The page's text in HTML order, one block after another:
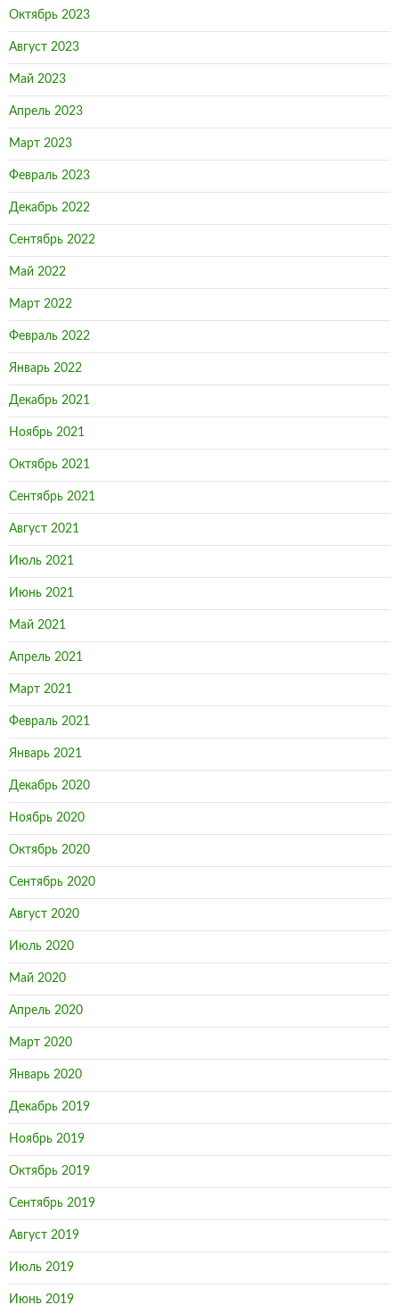
Октябрь 2023
Август 2023
Май 2023
Апрель 2023
Март 2023
Февраль 2023
Декабрь 2022
Сентябрь 2022
Май 2022
Март 2022
Февраль 2022
Январь 2022
Декабрь 2021
Ноябрь 2021
Октябрь 2021
Сентябрь 2021
Август 2021
Июль 2021
Июнь 2021
Май 2021
Апрель 2021
Март 2021
Февраль 2021
Январь 2021
Декабрь 2020
Ноябрь 2020
Октябрь 2020
Сентябрь 2020
Август 2020
Июль 2020
Май 2020
Апрель 2020
Март 2020
Январь 2020
Декабрь 2019
Ноябрь 2019
Октябрь 2019
Сентябрь 2019
Август 2019
Июль 2019
Июнь 2019